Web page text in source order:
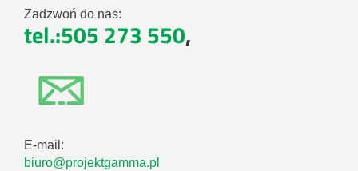
Zadzwoń do nas:
tel.:505 273 550,
E-mail:
biuro@projektgamma.pl